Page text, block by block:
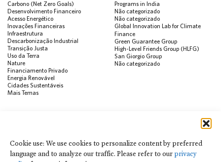
Cookie use: We use cookies to personalize content by preferred
language and to analyze our traffic. Please refer to ourprivacy
Carbono (Net Zero Goals)
Desenvolvimento Financeiro
Acesso Energético
Inovações Financeiras
Infraestrutura
Descarbonização Industrial
Transição Justa
Uso da Terra
Nature
Financiamento Privado
Energia Renovável
Cidades Sustentáveis
Mais Temas
Programs in India
Não categorizado
Não categorizado
Global Innovation Lab for Climate
Finance
Green Guarantee Group
High-Level Friends Group (HLFG)
San Giorgio Group
Não categorizado
Public Development Bank Climate
Action Portal